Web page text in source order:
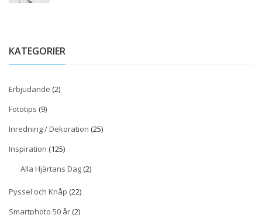
KATEGORIER
Erbjudande (2)
Fototips (9)
Inredning / Dekoration (25)
Inspiration (125)
Alla Hjärtans Dag(2)
Pyssel och Knåp (22)
Smartphoto 50 år(2)